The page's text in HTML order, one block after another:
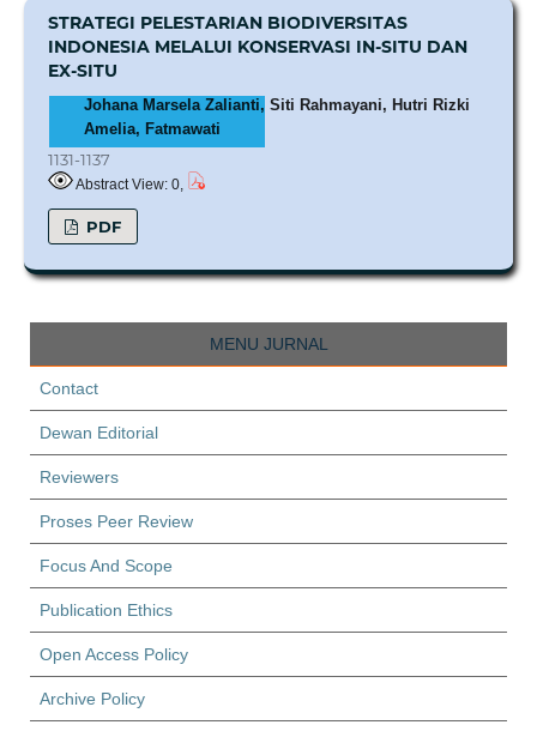
STRATEGI PELESTARIAN BIODIVERSITAS
INDONESIA MELALUI KONSERVASI IN-SITU DAN
EX-SITU
Johana Marsela Zalianti, Siti Rahmayani, Hutri Rizki
Amelia, Fatmawati
1131-1137
Abstract View: 0,
PDF
MENU JURNAL
Contact
Dewan Editorial
Reviewers
Proses Peer Review
Focus And Scope
Publication Ethics
Open Access Policy
Archive Policy